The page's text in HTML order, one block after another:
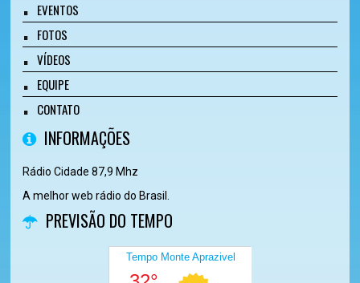
EVENTOS
FOTOS
VÍDEOS
EQUIPE
CONTATO
INFORMAÇÕES
Rádio Cidade 87,9 Mhz
A melhor web rádio do Brasil.
PREVISÃO DO TEMPO